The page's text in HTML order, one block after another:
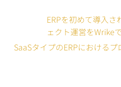
ERPを初めて導入
ェクト運営をWrike
SaaSタイプのERPにおける